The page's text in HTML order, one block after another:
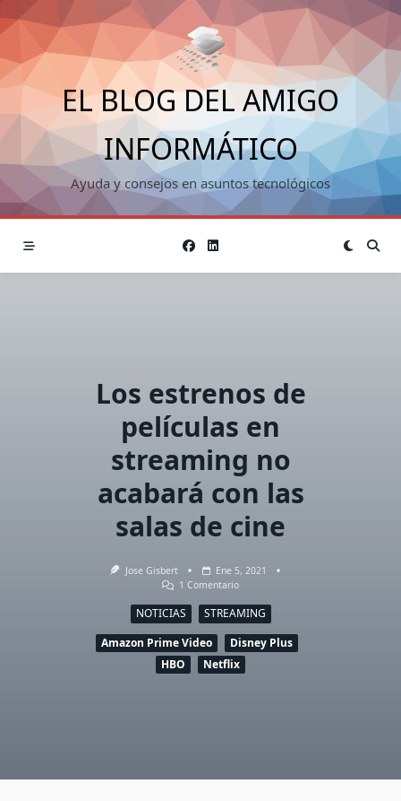
Saltar
al
contenido
EL BLOG DEL AMIGO
INFORMÁTICO
Ayuda y consejos en asuntos tecnológicos
Los estrenos de
películas en
streaming no
acabará con las
salas de cine
Jose Gisbert
Ene 5, 2021
1 ComentarioEn
Estrenos
De
Películas
En
Streaming
NOTICIAS
STREAMING
Amazon Prime Video
Disney Plus
HBO
Netflix